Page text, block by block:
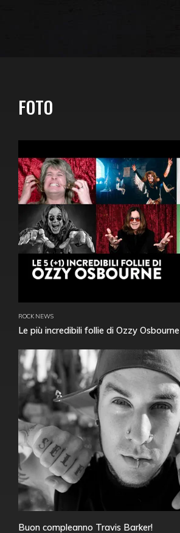
FOTO
ROCK NEWS
Le più incredibili follie di Ozzy Osbourne
Buon compleanno Travis Barker!